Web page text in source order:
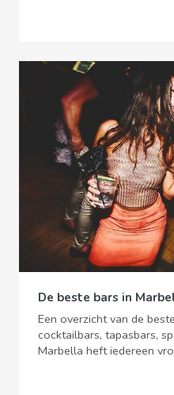
De beste bars in
Een overzicht van de
cocktailbars, tapasbars,
Marbella heft iedereen